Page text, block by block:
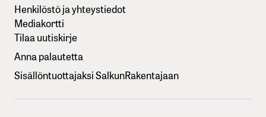
Henkilöstö ja yhteystiedot
Mediakortti
Tilaa uutiskirje
Anna palautetta
Sisällöntuottajaksi SalkunRakentajaan